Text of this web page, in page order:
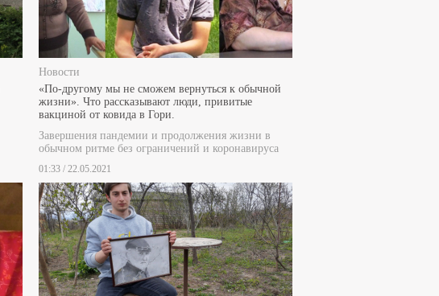
Новости
«По-другому мы не сможем вернуться к обычной
жизни». Что рассказывают люди, привитые
вакциной от ковида в Гори.
Завершения пандемии и продолжения жизни в
обычном ритме без ограничений и коронавируса
01:33 / 22.05.2021